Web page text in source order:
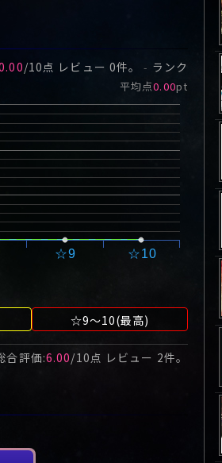
天才美容外
/10点 レビュー 0件。- ランク
平均点0.00pt
☆9 ☆10
☆9～10(最高)
合評価:6.00/10点 レビュー 2件。